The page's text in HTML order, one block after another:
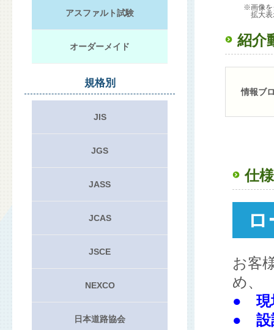
※画像を
拡大表
紹介
情報ブ
仕
お客
め、
● 現
● 設
アスファルト試験
オーダーメイド
規格別
JIS
JGS
JASS
JCAS
JSCE
NEXCO
日本道路協会